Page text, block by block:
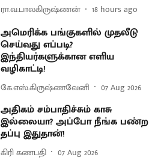
ரா.வ.பாலகிருஷ்ணன் 18 hours ago
அமெரிக்க பங்குகளில் முதலீடு
செய்வது எப்படி?
இந்தியர்களுக்கான எளிய
வழிகாட்டி!
கே.எஸ்.கிருஷ்ணவேனி 07 Aug 2026
அதிகம் சம்பாதிச்சும் காசு
இல்லையா? அப்போ நீங்க பண்ற
தப்பு இதுதான்!
கிரி கணபதி 07 Aug 2026